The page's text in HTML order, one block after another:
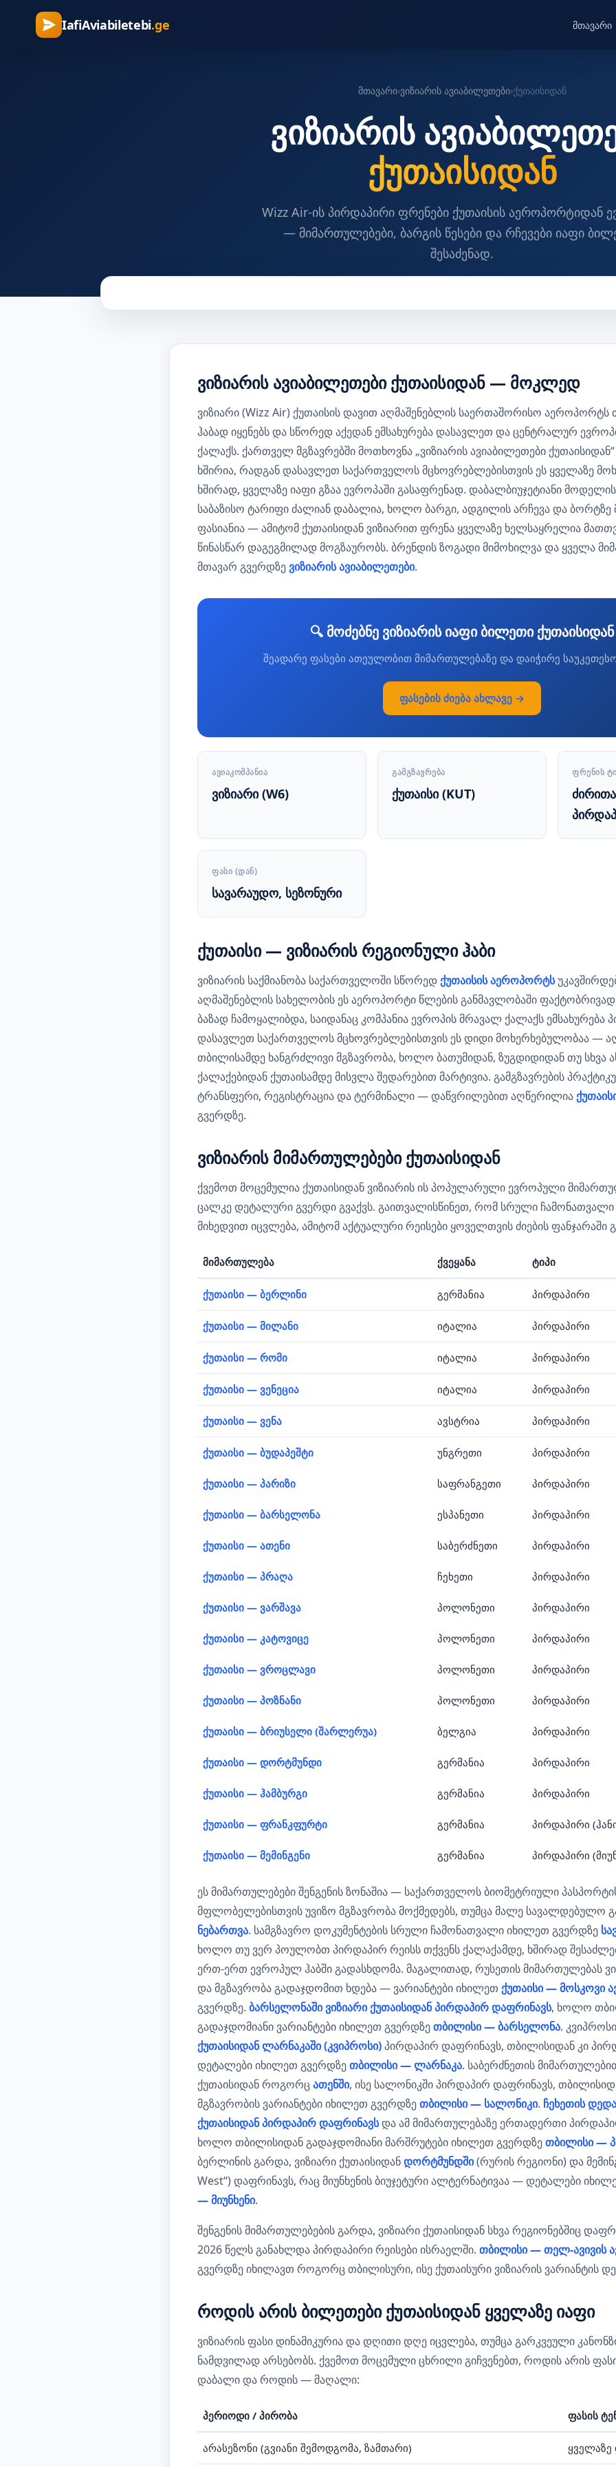
IafiAviabiletebi.ge მთავარი
მთავარი›ვიზიარის ავიაბილეთები›ქუთაისიდან
ვიზიარის
ქუთაისიდან
Wizz Air-ის პირდაპირი ფრენები ქუთაისის აეროპორტიდან
— მიმართულებები, ბარგის წესები და რჩევები იაფი
შესაძენად.
ვიზიარის ავიაბილეთები ქუთაისიდან — მოკლედ
ვიზიარი (Wizz Air) ქუთაისის დავით აღმაშენებლის საერთაშორისო
ჰაბად იყენებს და სწორედ აქედან ემსახურება დასავლეთ და ცენტრალურ
ქალაქს. ქართველ მგზავრებში მოთხოვნა „ვიზიარის ავიაბილეთები
ხშირია, რადგან დასავლეთ საქართველოს მცხოვრებლებისთვის ეს ყველაზე
ხშირად, ყველაზე იაფი გზაა ევროპაში გასაფრენად. დაბალბიუჯეტიანი
საბაზისო ტარიფი ძალიან დაბალია, ხოლო ბარგი, ადგილის არჩევა და ბორტზე
ფასიანია — ამიტომ ქუთაისიდან ვიზიარით ფრენა ყველაზე ხელსაყრელია
წინასწარ დაგეგმილად მოგზაურობს. ბრენდის ზოგადი მიმოხილვა და ყველა
მთავარ გვერდზევიზიარის ავიაბილეთები.
🔍 მოძებნე ვიზიარის იაფი ბილეთი ქუთაისიდან
შეადარე ფასები ათეულობით მიმართულებაზე და დაიჭირე
ფასების ძიება ახლავე →
ᲐᲕᲘᲐᲙᲝᲛᲞᲐᲜᲘᲐ
ვიზიარი (W6)
ᲒᲐᲛᲒᲖᲐᲕᲠᲔᲑᲐ
ქუთაისი (KUT)
ᲤᲠᲔᲜᲘᲡ
ᲤᲐᲡᲘ (ᲓᲐᲜ)
სავარაუდო, სეზონური
ქუთაისი — ვიზიარის რეგიონული ჰაბი
ვიზიარის საქმიანობა საქართველოში სწორედქუთაისის აეროპორტს
აღმაშენებლის სახელობის ეს აეროპორტი წლების განმავლობაში
ბაზად ჩამოყალიბდა, საიდანაც კომპანია ევროპის მრავალ ქალაქს ემსახურება
დასავლეთ საქართველოს მცხოვრებლებისთვის ეს დიდი მოხერხებულობაა —
თბილისამდე ხანგრძლივი მგზავრობა, ხოლო ბათუმიდან, ზუგდიდიდან თუ სხვა
ქალაქებიდან ქუთაისამდე მისვლა შედარებით მარტივია. გამგზავრების
ტრანსფერი, რეგისტრაცია და ტერმინალი — დაწვრილებით აღწერილია
გვერდზე.
ვიზიარის მიმართულებები ქუთაისიდან
ქვემოთ მოცემულია ქუთაისიდან ვიზიარის ის პოპულარული ევროპული
ცალკე დეტალური გვერდი გვაქვს. გაითვალისწინეთ, რომ სრული ჩამონათვალი
მიხედვით იცვლება, ამიტომ აქტუალური რეისები ყოველთვის ძიების ფანჯარაში
მიმართულება ქვეყანა ტიპი
ქუთაისი — ბერლინი გერმანია პირდაპირი
ქუთაისი — მილანი იტალია პირდაპირი
ქუთაისი — რომი იტალია პირდაპირი
ქუთაისი — ვენეცია იტალია პირდაპირი
ქუთაისი — ვენა ავსტრია პირდაპირი
ქუთაისი — ბუდაპეშტი უნგრეთი პირდაპირი
ქუთაისი — პარიზი საფრანგეთი პირდაპირი
ქუთაისი — ბარსელონა ესპანეთი პირდაპირი
ქუთაისი — ათენი საბერძნეთი პირდაპირი
ქუთაისი — პრაღა ჩეხეთი პირდაპირი
ქუთაისი — ვარშავა პოლონეთი პირდაპირი
ქუთაისი — კატოვიცე პოლონეთი პირდაპირი
ქუთაისი — ვროცლავი პოლონეთი პირდაპირი
ქუთაისი — პოზნანი პოლონეთი პირდაპირი
ქუთაისი — ბრიუსელი (შარლერუა) ბელგია პირდაპირი
ქუთაისი — დორტმუნდი გერმანია პირდაპირი
ქუთაისი — ჰამბურგი გერმანია პირდაპირი
ქუთაისი — ფრანკფურტი გერმანია პირდაპირი
ქუთაისი — მემინგენი გერმანია პირდაპირი
ეს მიმართულებები შენგენის ზონაშია — საქართველოს ბიომეტრიული
მფლობელებისთვის უვიზო მგზავრობა მოქმედებს, თუმცა მალე სავალდებულო
ნებართვა. სამგზავრო დოკუმენტების სრული ჩამონათვალი იხილეთ გვერდზე
ხოლო თუ ვერ პოულობთ პირდაპირ რეისს თქვენს ქალაქამდე, ხშირად
ერთ-ერთ ევროპულ ჰაბში გადასხდომა. მაგალითად, რუსეთის მიმართულებას
და მგზავრობა გადაჯდომით ხდება — ვარიანტები იხილეთ ქუთაისი — მოსკოვი
გვერდზე. ბარსელონაში ვიზიარი ქუთაისიდან პირდაპირ დაფრინავს, ხოლო
გადაჯდომიანი ვარიანტები იხილეთ გვერდზეთბილისი — ბარსელონა.
ქუთაისიდან ლარნაკაში (კვიპროსი)პირდაპირ დაფრინავს, თბილისიდან კი
დეტალები იხილეთ გვერდზეთბილისი — ლარნაკა. საბერძნეთის
ქუთაისიდან როგორცათენში, ისე სალონიკში პირდაპირ დაფრინავს,
მგზავრობის ვარიანტები იხილეთ გვერდზეთბილისი — სალონიკი. ჩეხეთის
ქუთაისიდან პირდაპირ დაფრინავსდა ამ მიმართულებაზე ერთადერთი
ხოლო თბილისიდან გადაჯდომიანი მარშრუტები იხილეთ გვერდზეთბილისი —
ბერლინის გარდა, ვიზიარი ქუთაისიდანდორტმუნდში(რურის რეგიონი) და
West“) დაფრინავს, რაც მიუნხენის ბიუჯეტური ალტერნატივაა — დეტალები
— მიუნხენი.
შენგენის მიმართულებების გარდა, ვიზიარი ქუთაისიდან სხვა რეგიონებშიც
2026 წელს განახლდა პირდაპირი რეისები ისრაელში. თბილისი — თელ-ავივის
გვერდზე იხილავთ როგორც თბილისური, ისე ქუთაისური ვიზიარის ვარიანტის
როდის არის ბილეთები ქუთაისიდან ყველაზე იაფი
ვიზიარის ფასი დინამიკურია და დღითი დღე იცვლება, თუმცა გარკვეული
ნამდვილად არსებობს. ქვემოთ მოცემული ცხრილი გიჩვენებთ, როდის არის
დაბალი და როდის — მაღალი:
პერიოდი / პირობა ფასის
არასეზონი (გვიანი შემოდგომა, ზამთარი)